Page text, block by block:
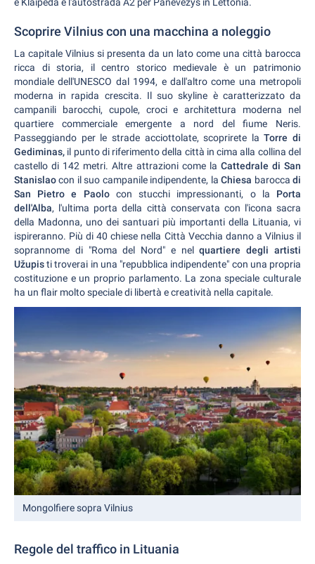
Scoprire Vilnius con una macchina a noleggio
La capitale Vilnius si presenta da un lato come una città barocca
ricca di storia, il centro storico medievale è un patrimonio
mondiale dell'UNESCO dal 1994, e dall'altro come una metropoli
moderna in rapida crescita. Il suo skyline è caratterizzato da
campanili barocchi, cupole, croci e architettura moderna nel
quartiere commerciale emergente a nord del fiume Neris.
Passeggiando per le strade acciottolate, scoprirete laTorre di
Gediminas, il punto di riferimento della città in cima alla collina del
castello di 142 metri. Altre attrazioni come la Cattedrale di San
Stanislaocon il suo campanile indipendente, la Chiesa barocca di
San Pietro e Paolocon stucchi impressionanti, o la Porta
dell'Alba, l'ultima porta della città conservata con l'icona sacra
della Madonna, uno dei santuari più importanti della Lituania, vi
ispireranno. Più di 40 chiese nella Città Vecchia danno a Vilnius il
soprannome di "Roma del Nord" e nelquartiere degli artisti
Užupisti troverai in una "repubblica indipendente" con una propria
costituzione e un proprio parlamento. La zona speciale culturale
ha un flair molto speciale di libertà e creatività nella capitale.
Mongolfiere sopra Vilnius
Regole del traffico in Lituania